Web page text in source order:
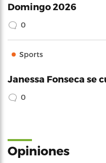
Domingo 2026
0
Sports
Janessa Fonseca se
0
Opiniones